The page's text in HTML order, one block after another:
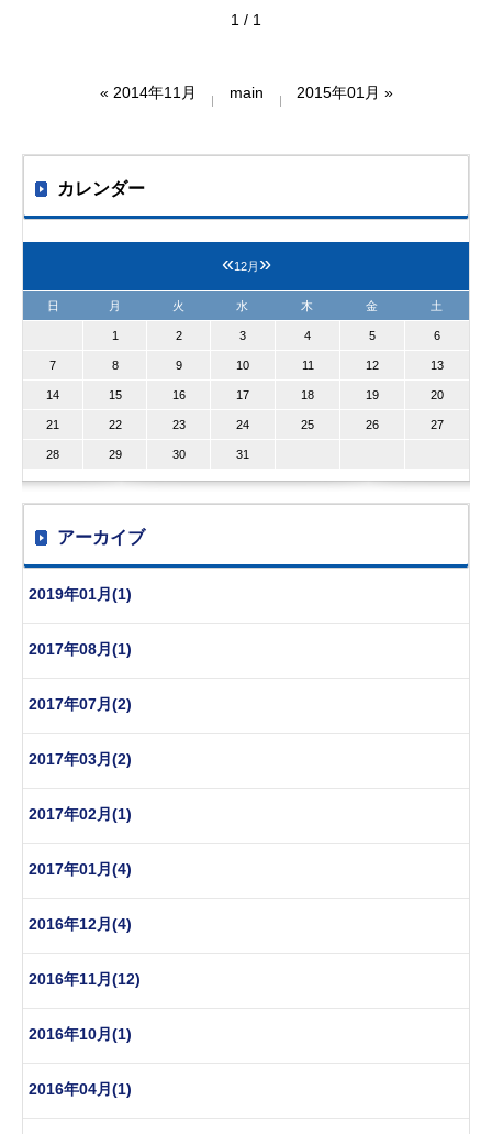
1 / 1
« 2014年11月 main 2015年01月 »
カレンダー
«12月 »
日 月 火 水 木 金 土
1 2 3 4 5 6
7 8 9 10 11 12 13
14 15 16 17 18 19 20
21 22 23 24 25 26 27
28 29 30 31
アーカイブ
2019年01月(1)
2017年08月(1)
2017年07月(2)
2017年03月(2)
2017年02月(1)
2017年01月(4)
2016年12月(4)
2016年11月(12)
2016年10月(1)
2016年04月(1)